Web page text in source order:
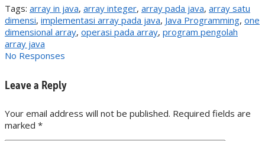
Tags: array in java, array integer, array pada java, array satu
dimensi, implementasi array pada java, Java Programming, one
dimensional array, operasi pada array, program pengolah
array java
No Responses
Leave a Reply
Your email address will not be published. Required fields are
marked *